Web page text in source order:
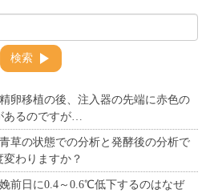
検索
卵移植の後、注入器の先端に赤色の
あるのですが…
草の状態での分析と発酵後の分析で
わりますか？
前日に0.4～0.6℃低下するのはなぜ